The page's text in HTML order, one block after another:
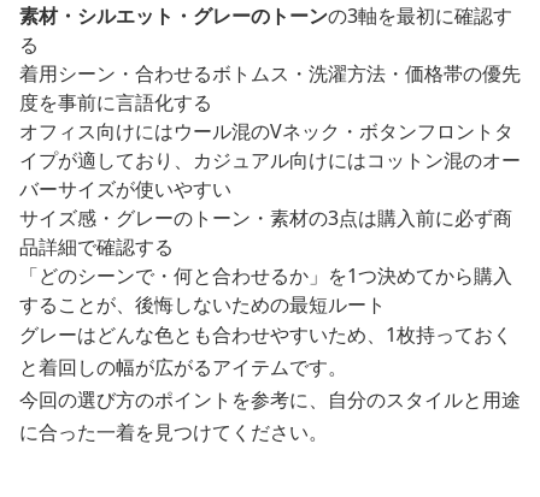
素材・シルエット・グレーのトーンの3軸を最初に確認す
る
着用シーン・合わせるボトムス・洗濯方法・価格帯の優先
度を事前に言語化する
オフィス向けにはウール混のVネック・ボタンフロントタ
イプが適しており、カジュアル向けにはコットン混のオー
バーサイズが使いやすい
サイズ感・グレーのトーン・素材の3点は購入前に必ず商
品詳細で確認する
「どのシーンで・何と合わせるか」を1つ決めてから購入
することが、後悔しないための最短ルート
グレーはどんな色とも合わせやすいため、1枚持っておく
と着回しの幅が広がるアイテムです。
今回の選び方のポイントを参考に、自分のスタイルと用途
に合った一着を見つけてください。